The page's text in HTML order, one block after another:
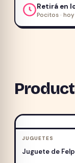
Retirá en
Pocitos · hoy
JUGUETES
Juguete de